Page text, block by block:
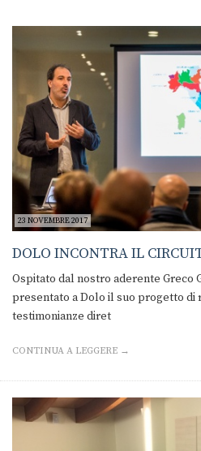
23 NOVEMBRE 2017
DOLO INCONTRA IL
Ospitato dal nostro aderente Greco
presentato a Dolo il suo progetto di
testimonianze diret
CONTINUA A LEGGERE →